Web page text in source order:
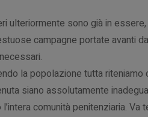
ulteriormente sono già in
campagne portate avanti
la popolazione tutta riteniamo
siano assolutamente
comunità penitenziaria. Va